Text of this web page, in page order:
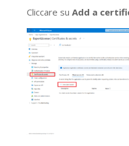
Cliccare su Add a